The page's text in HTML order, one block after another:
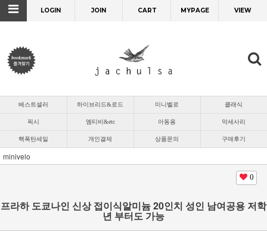
LOGIN JOIN CART MYPAGE VIEW
베스트셀러 하이브리드&로드 미니벨로 클래식
픽시 엠티비&etc 아동용 악세사리
핵폭탄세일 개인결제 상품문의 구매후기
minivelo
0
프라하 도쿄나인 신상 접이식알미늄 20인치 성인 남여공용 저학
년 부터도 가능